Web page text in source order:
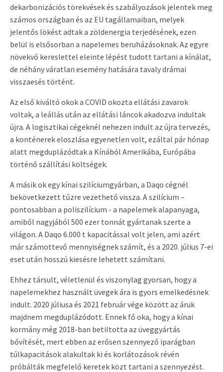
dekarbonizációs törekvések és szabályozások jelentek meg
számos országban és az EU tagállamaiban, melyek
jelentős lökést adtak a zöldenergia terjedésének, ezen
belül is elsősorban a napelemes beruházásoknak. Az egyre
növekvő kereslettel eleinte lépést tudott tartani a kínálat,
de néhány váratlan esemény hatására tavaly drámai
visszaesés történt.
Az első kiváltó okok a COVID okozta ellátási zavarok
voltak, a leállás után az ellátási láncok akadozva indultak
újra. A logisztikai cégeknél nehezen indult az újra tervezés,
a konténerek eloszlása egyenetlen volt, ezáltal pár hónap
alatt megduplázódtak a Kínából Amerikába, Európába
történő szállítási költségek.
A másik ok egy kínai szilíciumgyárban, a Daqo cégnél
bekövetkezett tűzre vezethető vissza. A szilícium –
pontosabban a poliszilícium - a napelemek alapanyaga,
amiből nagyjából 500 ezer tonnát gyártanak szerte a
világon. A Daqo 6.000 t kapacitással volt jelen, ami azért
már számottevő mennyiségnek számít, és a 2020. július 7-ei
eset után hosszú kiesésre lehetett számítani.
Ehhez társult, véletlenül és viszonylag gyorsan, hogy a
napelemekhez használt üvegek ára is gyors emelkedésnek
indult. 2020 júliusa és 2021 február vége között az áruk
majdnem megduplázódott. Ennek fő oka, hogy a kínai
kormány még 2018-ban betiltotta az üveggyártás
bővítését, mert ebben az erősen szennyező iparágban
túlkapacitások alakultak ki és korlátozások révén
próbálták megfelelő keretek közt tartani a szennyezést.